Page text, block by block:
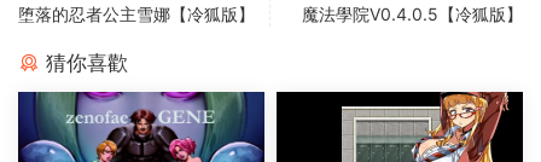
堕落的忍者公主雪娜【冷狐版】 魔法學院V0.4.0.5【冷狐版】
猜你喜歡